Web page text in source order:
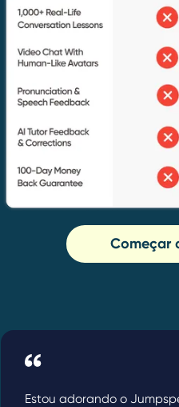
Começar
Estou adorando o